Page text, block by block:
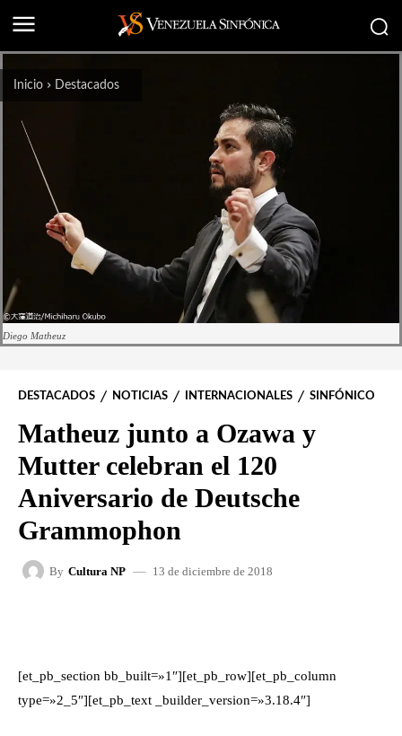
Inicio Destacados
Diego Matheuz
DESTACADOS NOTICIAS INTERNACIONALES SINFÓNICO
Matheuz junto a Ozawa y
Mutter celebran el 120
Aniversario de Deutsche
Grammophon
By Cultura NP 13 de diciembre de 2018
[et_pb_section bb_built=»1″][et_pb_row][et_pb_column
type=»2_5″][et_pb_text _builder_version=»3.18.4″]